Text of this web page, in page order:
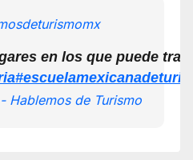
en los que puede
de Turismo